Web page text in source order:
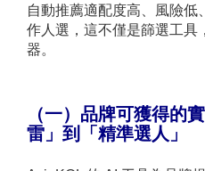
自動推薦適配度高、風險低
作人選，這不僅是篩選工具
器。
（一）品牌可獲得的
雷」到「精準選人」